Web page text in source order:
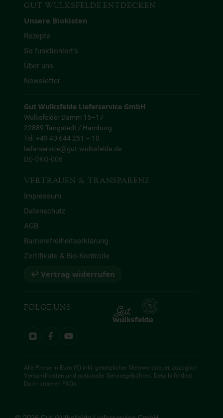
GUT WULKSFELDE ENTDECKEN
Unsere Biokisten
Rezepte
So funktioniert’s
Über uns
Newsletter
Gut Wulksfelde Lieferservice GmbH
Wulksfelder Damm 15–17
22889 Tangstedt / Hamburg
Tel. +49 40 644 251 – 10
lieferservice@gut-wulksfelde.de
DE-ÖKO-006
VERTRAUEN & TRANSPARENZ
Impressum
Datenschutz
AGB
Barrierefreiheitserklärung
Zertifikate & Bio-Kontrolle
↩ Vertrag widerrufen
FOLGE UNS
Alle Preise in Euro (€) inkl. gesetzlicher Mehrwertsteuer, zuzüglich
Versandkosten und optionaler Servicegebühren. Details findest
Du in unseren FAQs